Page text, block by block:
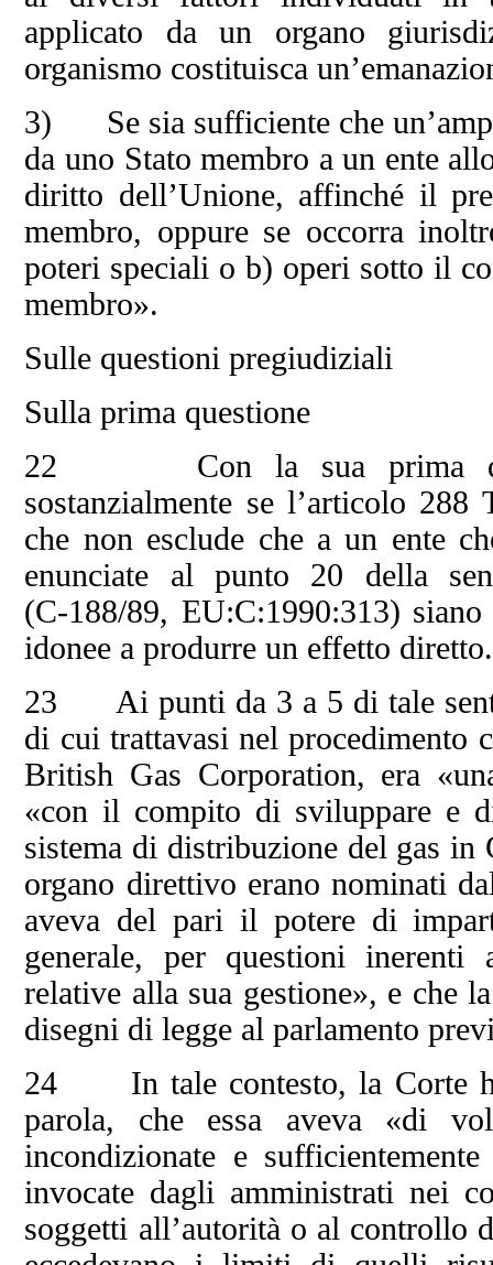
applicato da un organo
organismo costituisca
3) Se sia sufficiente che
da uno Stato membro a un ente
diritto dell’Unione, affinché il
membro, oppure se occorra
poteri speciali o b) operi sotto il
membro».
Sulle questioni pregiudiziali
Sulla prima questione
22 Con la sua prima
sostanzialmente se l’articolo 288
che non esclude che a un ente
enunciate al punto 20 della
(C‑188/89, EU:C:1990:313)
idonee a produrre un effetto diretto.
23 Ai punti da 3 a 5 di tale
di cui trattavasi nel procedimento
British Gas Corporation, era
«con il compito di sviluppare e
sistema di distribuzione del gas
organo direttivo erano nominati
aveva del pari il potere di
generale, per questioni inerenti
relative alla sua gestione», e che
disegni di legge al parlamento
24 In tale contesto, la Corte
parola, che essa aveva «di
incondizionate e
invocate dagli amministrati nei
soggetti all’autorità o al controllo